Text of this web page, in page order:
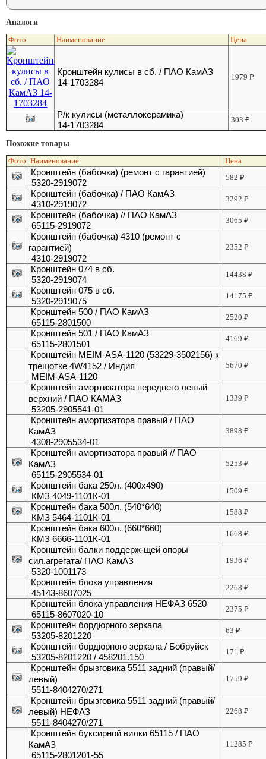
Аналоги
Фото Наименование Цена
Кронштейн кулисы в сб. / ПАО КамАЗ
14-1703284
1979₽
Р/к кулисы (металлокерамика)
14-1703284
303₽
Похожие товары
Фото Наименование Цена
Кронштейн (бабочка) (ремонт с гарантией)
5320-2919072
582₽
Кронштейн (бабочка) / ПАО КамАЗ
4310-2919072
3292₽
Кронштейн (бабочка) // ПАО КамАЗ
65115-2919072
3065₽
Кронштейн (бабочка) 4310 (ремонт с
гарантией)
4310-2919072
2352₽
Кронштейн 074 в сб.
5320-2919074
14438₽
Кронштейн 075 в сб.
5320-2919075
14175₽
Кронштейн 500 / ПАО КамАЗ
65115-2801500
2520₽
Кронштейн 501 / ПАО КамАЗ
65115-2801501
4169₽
Кронштейн MEIM-ASA-1120 (53229-3502156) к
трещотке 4W4152 / Индия
MEIM-ASA-1120
5670₽
Кронштейн амортизатора переднего левый
верхний / ПАО КАМАЗ
53205-2905541-01
1339₽
Кронштейн амортизатора правый / ПАО
КамАЗ
4308-2905534-01
3898₽
Кронштейн амортизатора правый // ПАО
КамАЗ
65115-2905534-01
5253₽
Кронштейн бака 250л. (400х490)
КМЗ 4049-1101К-01
1509₽
Кронштейн бака 500л. (540*640)
КМЗ 5464-1101К-01
1588₽
Кронштейн бака 600л. (660*660)
КМЗ 6666-1101К-01
1668₽
Кронштейн балки поддерж-щей опоры
сил.агрегата/ ПАО КамАЗ
5320-1001173
1936₽
Кронштейн блока управления
45143-8607025
2268₽
Кронштейн блока управления НЕФАЗ 6520
65115-8607020-10
2375₽
Кронштейн бордюрного зеркала
53205-8201220
63₽
Кронштейн бордюрного зеркала / Бобруйск
53205-8201220 / 458201.150
171₽
Кронштейн брызговика 5511 задний (правый/
левый)
5511-8404270/271
1759₽
Кронштейн брызговика 5511 задний (правый/
левый) НЕФАЗ
5511-8404270/271
2268₽
Кронштейн буксирной вилки 65115 / ПАО
КамАЗ
65115-2801201-55
11285₽